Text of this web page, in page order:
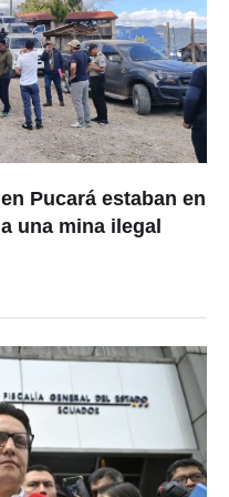
Pucará estaban en
una mina ilegal